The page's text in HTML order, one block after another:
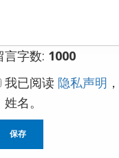
言字数: 1000
我已阅读 隐私声明
姓名。
保存